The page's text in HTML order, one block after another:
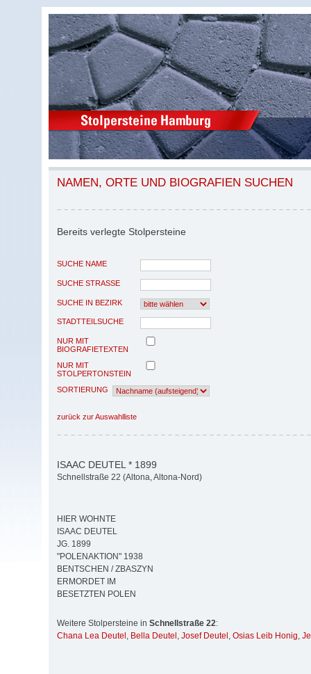
NAMEN, ORTE UND BIOGRAFIEN SUCHEN
Bereits verlegte Stolpersteine
SUCHE NAME
SUCHE STRASSE
SUCHE IN BEZIRK
STADTTEILSUCHE
NUR MIT
BIOGRAFIETEXTEN
NUR MIT
STOLPERTONSTEIN
SORTIERUNG
zurück zur Auswahlliste
ISAAC DEUTEL * 1899
Schnellstraße 22 (Altona, Altona-Nord)
HIER WOHNTE
ISAAC DEUTEL
JG. 1899
"POLENAKTION" 1938
BENTSCHEN / ZBASZYN
ERMORDET IM
BESETZTEN POLEN
Weitere Stolpersteine in Schnellstraße 22:
Chana Lea Deutel , Bella Deutel , Josef Deutel , Osias Leib Honig,